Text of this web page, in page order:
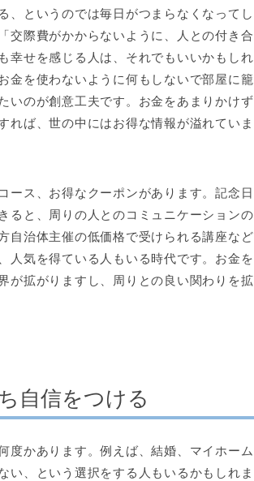
、というのでは毎日がつまらなくなってし
交際費がかからないように、人との付き合
幸せを感じる人は、それでもいいかもしれ
金を使わないように何もしないで部屋に籠
いのが創意工夫です。お金をあまりかけず
れば、世の中にはお得な情報が溢れていま
ース、お得なクーポンがあります。記念日
ると、周りの人とのコミュニケーションの
自治体主催の低価格で受けられる講座など
人気を得ている人もいる時代です。お金を
が拡がりますし、周りとの良い関わりを拡
自信をつける
度かあります。例えば、結婚、マイホーム
い、という選択をする人もいるかもしれま